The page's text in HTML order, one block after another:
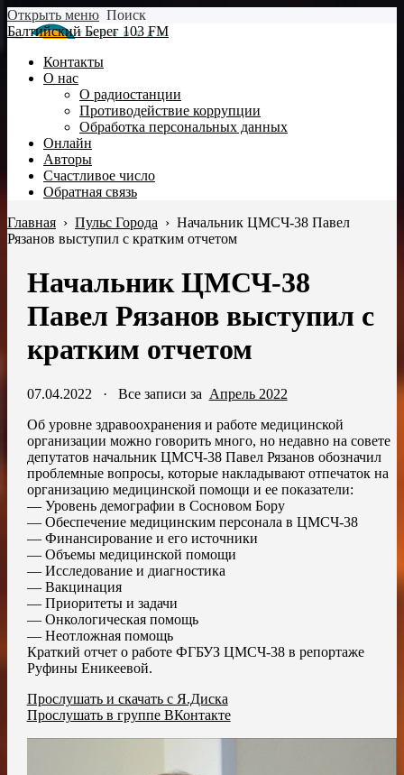
Открыть меню Поиск
Балтийский Берег 103 FM
Контакты
О нас
О радиостанции
Противодействие коррупции
Обработка персональных данных
Онлайн
Авторы
Счастливое число
Обратная связь
Главная › Пульс Города › Начальник ЦМСЧ-38 Павел
Рязанов выступил с кратким отчетом
Начальник ЦМСЧ-38
Павел Рязанов выступил с
кратким отчетом
07.04.2022 · Все записи за Апрель 2022
Об уровне здравоохранения и работе медицинской
организации можно говорить много, но недавно на совете
депутатов начальник ЦМСЧ-38 Павел Рязанов обозначил
проблемные вопросы, которые накладывают отпечаток на
организацию медицинской помощи и ее показатели:
— Уровень демографии в Сосновом Бору
— Обеспечение медицинским персонала в ЦМСЧ-38
— Финансирование и его источники
— Объемы медицинской помощи
— Исследование и диагностика
— Вакцинация
— Приоритеты и задачи
— Онкологическая помощь
— Неотложная помощь
Краткий отчет о работе ФГБУЗ ЦМСЧ-38 в репортаже
Руфины Еникеевой.
Прослушать и скачать с Я.Диска
Прослушать в группе ВКонтакте